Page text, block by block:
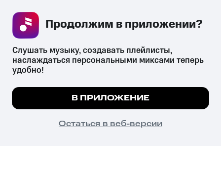
СКАЧАТЬ ПРИЛОЖЕНИЕ
психотропных веществ, их аналогов причиняет вред здоровью,
их незаконный оборот запрещён и влечёт установленную
законодательством ответственность.
© 2026 ООО «КИОН».
Все права защищены
Мы используем куки, чтобы на сайте все
Подробнее
ПОНЯТНО
Слушать музыку, создавать плейлисты,
наслаждаться персональными миксами теперь
удобно!
В ПРИЛОЖЕНИЕ
Остаться в веб-версии